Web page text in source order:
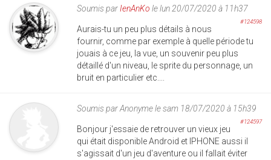
Soumis par IenAnKo le lun 20/07/2020 à 11h37
#124598
Aurais-tu un peu plus détails à nous
fournir, comme par exemple à quelle période tu
jouais à ce jeu, la vue, un souvenir peu plus
détaillé d'un niveau, le sprite du personnage, un
bruit en particulier etc....
Soumis parAnonymele sam 18/07/2020 à 15h39
#124597
Bonjour j'essaie de retrouver un vieux jeu
qui était disponible Android et IPHONE aussi il
s'agissait d'un jeu d'aventure ou il fallait éviter